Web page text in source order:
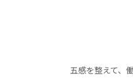
五感を整えて、